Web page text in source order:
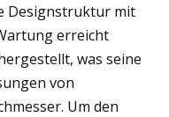
Designstruktur mit
erreicht
was seine
von
Um den